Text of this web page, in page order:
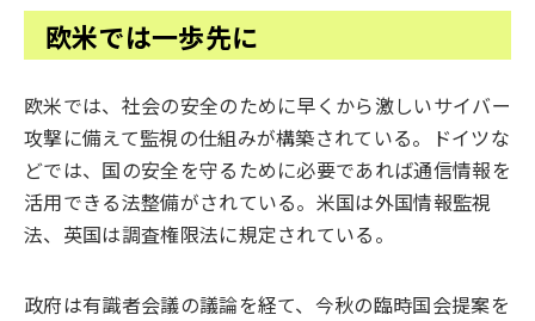
欧米では一歩先に
欧米では、社会の安全のために早くから激しいサイバー
攻撃に備えて監視の仕組みが構築されている。ドイツな
どでは、国の安全を守るために必要であれば通信情報を
活用できる法整備がされている。米国は外国情報監視
法、英国は調査権限法に規定されている。
政府は有識者会議の議論を経て、今秋の臨時国会提案を